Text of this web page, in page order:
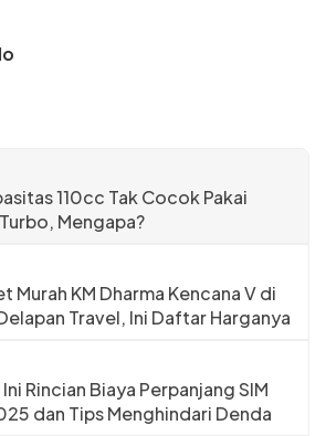
110cc Tak Cocok Pakai
Mengapa?
Murah KM Dharma Kencana V di
Travel, Ini Daftar Harganya
Rincian Biaya Perpanjang SIM
dan Tips Menghindari Denda